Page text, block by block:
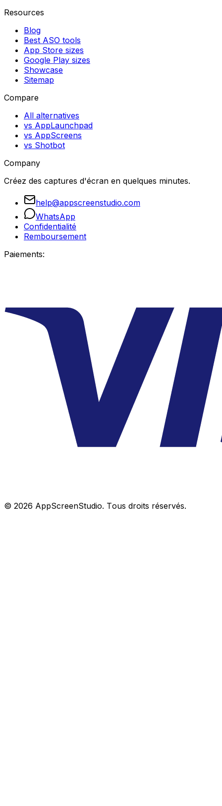
Resources
Blog
Best ASO tools
App Store sizes
Google Play sizes
Showcase
Sitemap
Compare
All alternatives
vs AppLaunchpad
vs AppScreens
vs Shotbot
Company
Créez des captures d'écran en quelques minutes.
help@appscreenstudio.com
WhatsApp
Confidentialité
Remboursement
Paiements:
© 2026 AppScreenStudio. Tous droits réservés.